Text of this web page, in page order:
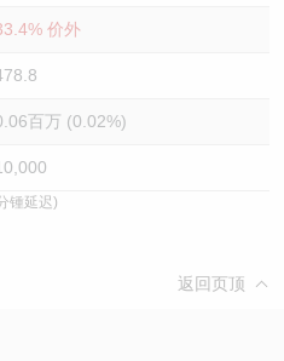
价外
百万 (0.02%)
锺延迟)
返回页顶